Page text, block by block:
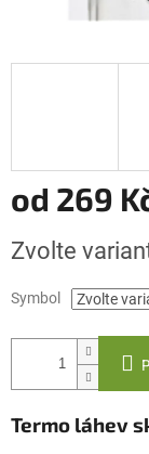
od 269
cena:
Zvolte
Symbol
Termo láhev